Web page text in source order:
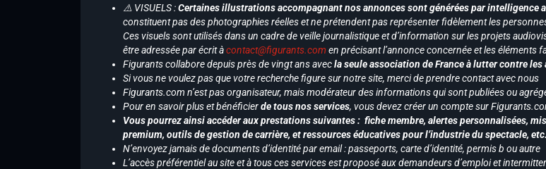
⚠️ VISUELS :Certaines illustrations accompagnant nos annonces sont générées par intelligence
constituent pas des photographies réelles et ne prétendent pas représenter fidèlement les
Ces visuels sont utilisés dans un cadre de veille journalistique et d’information sur les projets
être adressée par écrit àcontact@figurants.com en précisant l’annonce concernée et les éléments
Figurants collabore depuis près de vingt ans avecla seule association de France à lutter contre
Si vous ne voulez pas que votre recherche figure sur notre site, merci de prendre contact avec nous
Figurants.com n’est pas organisateur, mais modérateur des informations qui sont publiées ou
Pour en savoir plus et bénéficierde tous nos services, vous devez créer un compte sur
Vous pourrez ainsi accéder aux prestations suivantes : fiche membre, alertes personnalisées,
premium, outils de gestion de carrière, et ressources éducatives pour l’industrie du spectacle,
N’envoyez jamais de documents d’identité par email : passeports, carte d’identité, permis b ou autre
L’accès préférentiel au site et à tous ces services est proposé aux demandeurs d’emploi et